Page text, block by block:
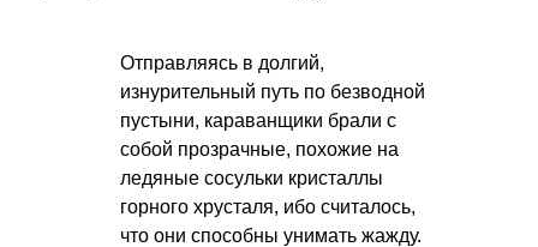
Отправляясь в долгий,
изнурительный путь по безводной
пустыни, караванщики брали с
собой прозрачные, похожие на
ледяные сосульки кристаллы
горного хрусталя, ибо считалось,
что они способны унимать жажду.